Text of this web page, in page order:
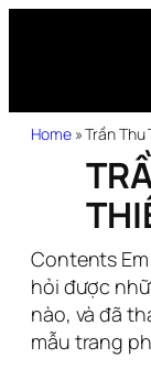
Home»Trần Thu
Contents
hỏi được
nào, và đã
mẫu trang